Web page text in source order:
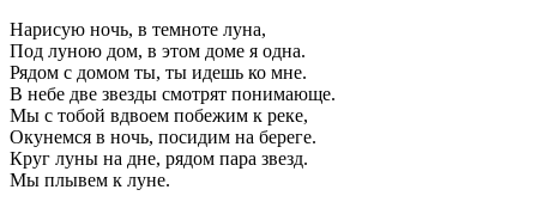
Нарисую ночь, в темноте луна,
Под луною дом, в этом доме я одна.
Рядом с домом ты, ты идешь ко мне.
В небе две звезды смотрят понимающе.
Мы с тобой вдвоем побежим к реке,
Окунемся в ночь, посидим на береге.
Круг луны на дне, рядом пара звезд.
Мы плывем к луне.